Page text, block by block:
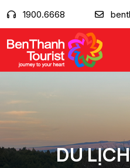
1900.6668
DU